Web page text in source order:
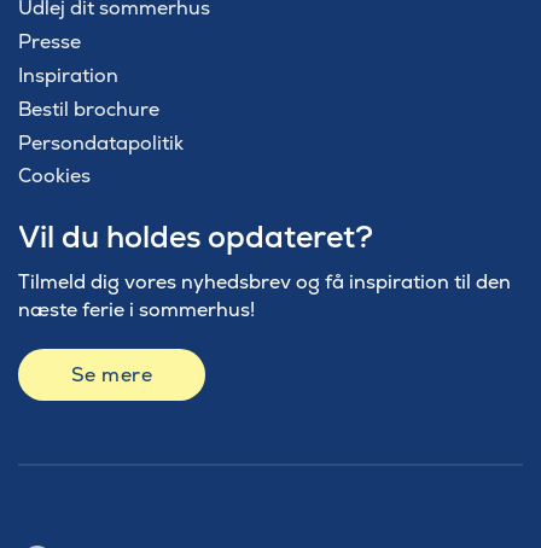
Udlej dit sommerhus
Presse
Inspiration
Bestil brochure
Persondatapolitik
Cookies
Vil du holdes opdateret?
Tilmeld dig vores nyhedsbrev og få inspiration til den
næste ferie i sommerhus!
Se mere